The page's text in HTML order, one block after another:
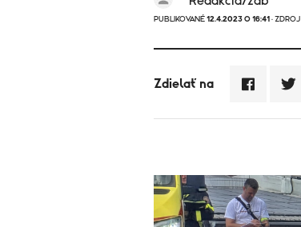
PUBLIKOVANÉ 12.4.2023 O 16:41 · ZDROJ
Zdielať na